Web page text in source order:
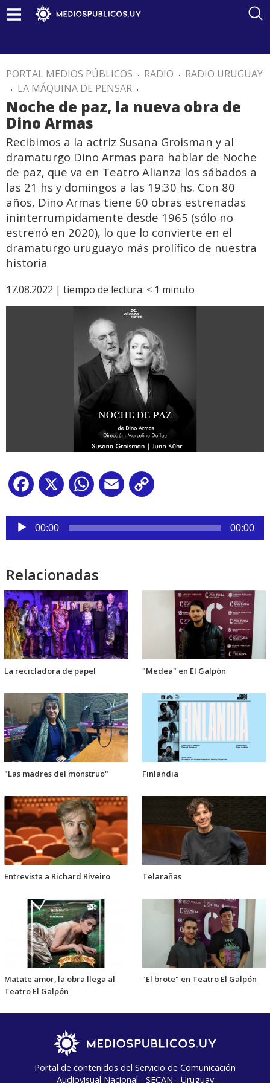
PORTAL MEDIOS PÚBLICOS . RADIO . RADIO URUGUAY
. LA MÁQUINA DE PENSAR .
Noche de paz, la nueva obra de
Dino Armas
Recibimos a la actriz Susana Groisman y al
dramaturgo Dino Armas para hablar de Noche
de paz, que va en Teatro Alianza los sábados a
las 21 hs y domingos a las 19:30 hs. Con 80
años, Dino Armas tiene 60 obras estrenadas
ininterrumpidamente desde 1965 (sólo no
estrenó en 2020), lo que lo convierte en el
dramaturgo uruguayo más prolífico de nuestra
historia
17.08.2022 | tiempo de lectura: < 1 minuto
Facebook
X WhatsApp
Email
Reproductor
audio
00:00 00:00
Relacionadas
La recicladora de papel "Medea" en El Galpón
"Las madres del monstruo" Finlandia
Entrevista a Richard Riveiro Telarañas
Matate amor, la obra llega al
Teatro El Galpón
"El brote" en Teatro El Galpón
Portal de contenidos del Servicio de Comunicación
Audiovisual Nacional - SECAN - Uruguay